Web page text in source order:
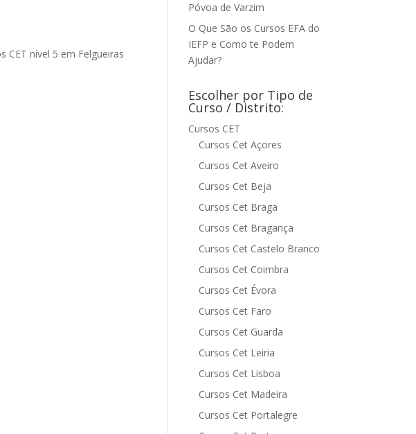
CET nível 5 em Felgueiras
Póvoa de Varzim
O Que São os Cursos EFA do
IEFP e Como te Podem
Ajudar?
Escolher por Tipo de
Curso / Distrito:
Cursos CET
Cursos Cet Açores
Cursos Cet Aveiro
Cursos Cet Beja
Cursos Cet Braga
Cursos Cet Bragança
Cursos Cet Castelo Branco
Cursos Cet Coimbra
Cursos Cet Évora
Cursos Cet Faro
Cursos Cet Guarda
Cursos Cet Leiria
Cursos Cet Lisboa
Cursos Cet Madeira
Cursos Cet Portalegre